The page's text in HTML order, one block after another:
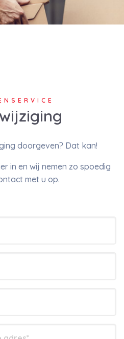
doorgeven? Dat kan!
in en wij nemen zo spoedig
met u op.